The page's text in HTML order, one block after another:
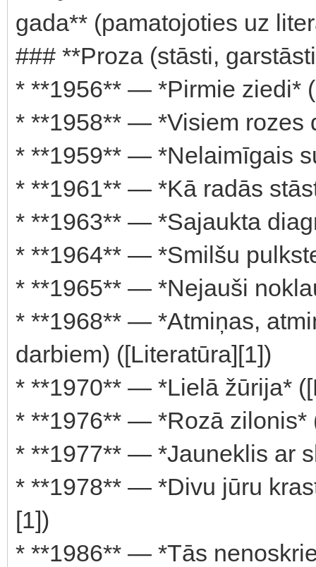
gada** (pamatojoties uz
### **Proza (stāsti,
* **1956** — *Pirmie ziedi*
* **1958** — *Visiem rozes
* **1959** — *Nelaimīgais
* **1961** — *Kā radās
* **1963** — *Sajaukta
* **1964** — *Smilšu
* **1965** — *Nejauši
* **1968** — *Atmiņas,
darbiem) ([Literatūra][1])
* **1970** — *Lielā žūrija*
* **1976** — *Rozā zilonis*
* **1977** — *Jauneklis ar
* **1978** — *Divu jūru
[1])
* **1986** — *Tās